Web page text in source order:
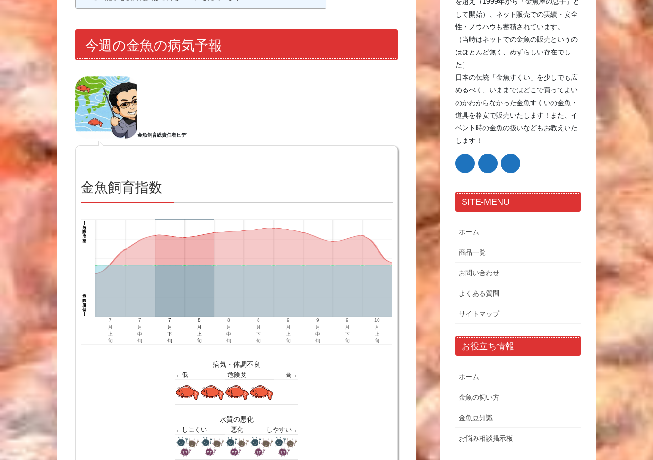
今週の金魚の病気予報
金魚飼育総責任者ヒデ
金魚飼育指数
7
月
上
旬
7
月
中
旬
7
月
下
旬
8
月
上
旬
8
月
中
旬
8
月
下
旬
9
月
上
旬
9
月
中
旬
9
月
下
旬
10
月
上
旬
病気・体調不良
←低 危険度 高→
水質の悪化
←しにくい 悪化 しやすい→
して開始）、ネット販売での実績・安全
性・ノウハウも蓄積されています。
（当時はネットでの金魚の販売というの
はほとんど無く、めずらしい存在でし
た）
日本の伝統「金魚すくい」を少しでも広
めるべく、いままではどこで買ってよい
のかわからなかった金魚すくいの金魚・
道具を格安で販売いたします！また、イ
ベント時の金魚の扱いなどもお教えいた
します！
SITE-MENU
ホーム
商品一覧
お問い合わせ
よくある質問
サイトマップ
お役立ち情報
ホーム
金魚の飼い方
金魚豆知識
お悩み相談掲示板